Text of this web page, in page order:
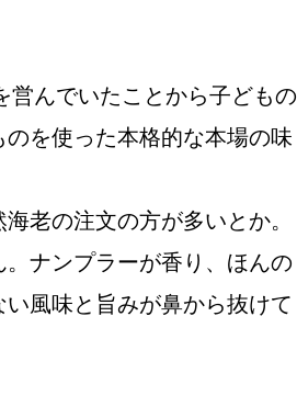
本
ト
営んでいたことから子どもの
を使った本格的な本場の味
老の注文の方が多いとか。
ナンプラーが香り、ほんの
風味と旨みが鼻から抜けて